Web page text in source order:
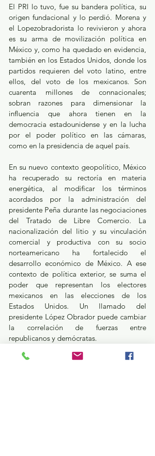
El PRI lo tuvo, fue su bandera política, su
origen fundacional y lo perdió. Morena y
el Lopezobradorista lo revivieron y ahora
es su arma de movilización política en
México y, como ha quedado en evidencia,
también en los Estados Unidos, donde los
partidos requieren del voto latino, entre
ellos, del voto de los mexicanos. Son
cuarenta millones de connacionales;
sobran razones para dimensionar la
influencia que ahora tienen en la
democracia estadounidense y en la lucha
por el poder político en las cámaras,
como en la presidencia de aquel país.
En su nuevo contexto geopolítico, México
ha recuperado su rectoría en materia
energética, al modificar los términos
acordados por la administración del
presidente Peña durante las negociaciones
del Tratado de Libre Comercio. La
nacionalización del litio y su vinculación
comercial y productiva con su socio
norteamericano ha fortalecido el
desarrollo económico de México. A ese
contexto de política exterior, se suma el
poder que representan los electores
mexicanos en las elecciones de los
Estados Unidos. Un llamado del
presidente López Obrador puede cambiar
la correlación de fuerzas entre
republicanos y demócratas.
Con toda claridad, el presidente dijo: a